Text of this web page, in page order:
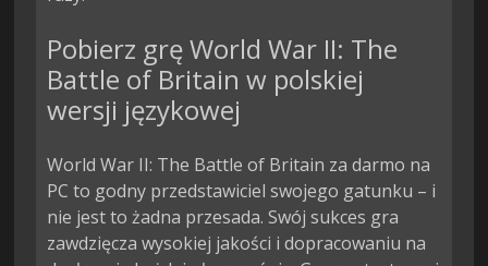
Pobierz grę World War II: The
Battle of Britain w polskiej
wersji językowej
World War II: The Battle of Britain za darmo na
PC to godny przedstawiciel swojego gatunku – i
nie jest to żadna przesada. Swój sukces gra
zawdzięcza wysokiej jakości i dopracowaniu na